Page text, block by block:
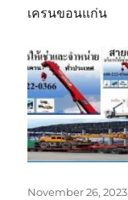
เครนขอนแก่น
Posted
November 26, 2023